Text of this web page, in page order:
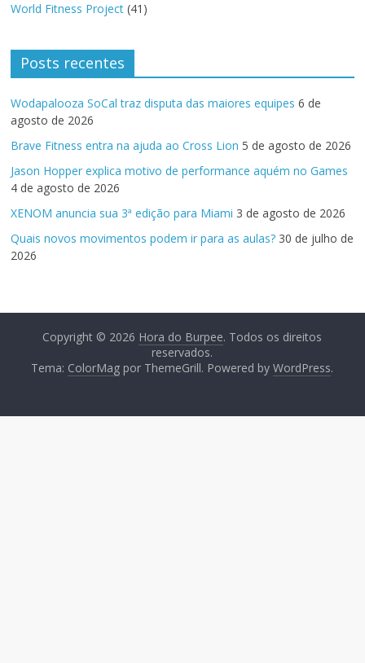
World Fitness Project (41)
Posts recentes
Wodapalooza SoCal traz disputa das maiores equipes 6 de
agosto de 2026
Brave Fitness entra na ajuda ao Cross Lion 5 de agosto de 2026
Jason Hopper explica motivo de performance aquém no Games
4 de agosto de 2026
XENOM anuncia sua 3ª edição para Miami 3 de agosto de 2026
Quais novos movimentos podem ir para as aulas? 30 de julho de
2026
Copyright © 2026 Hora do Burpee. Todos os direitos
reservados.
Tema: ColorMag por ThemeGrill. Powered byWordPress.